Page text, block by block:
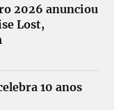
2026 anunciou
Lost,
10 anos